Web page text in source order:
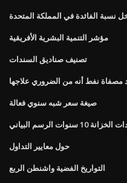
نسبة الفائدة في المملكة المتحدة
مؤشر التنمية البشرية الأفريقية
تصنيف صناديق السندات
مصفاة نفط أنه من الضروري علاجها
صيغة سعر شبه سنوي فعالة
10 سنوات الرسم البياني
حول معايير التداول
التواريخ الفضية واشنطن الربع